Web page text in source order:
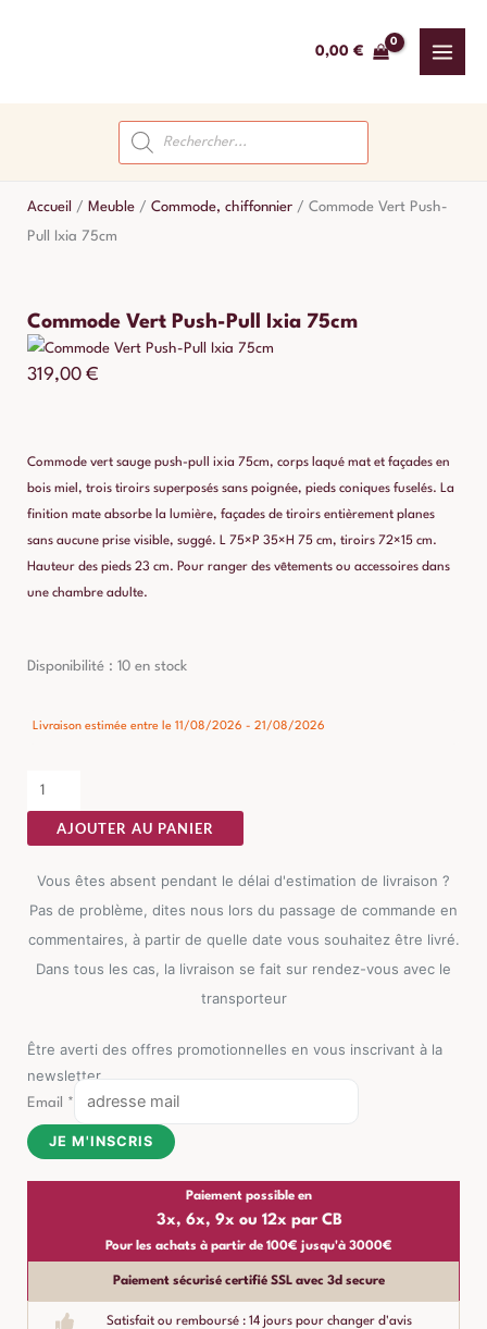
0,00 €
Recherche
de
produits
Accueil / Meuble / Commode, chiffonnier / Commode Vert Push-
Pull Ixia 75cm
Commode Vert Push-Pull Ixia 75cm
319,00 €
Commode vert sauge push-pull ixia 75cm, corps laqué mat et façades en
bois miel, trois tiroirs superposés sans poignée, pieds coniques fuselés. La
finition mate absorbe la lumière, façades de tiroirs entièrement planes
sans aucune prise visible, suggé. L 75×P 35×H 75 cm, tiroirs 72×15 cm.
Hauteur des pieds 23 cm. Pour ranger des vêtements ou accessoires dans
une chambre adulte.
Disponibilité : 10 en stock
Livraison estimée entre le 11/08/2026 - 21/08/2026
quantité
Commode
Push-
Pull
Ixia
AJOUTER AU PANIER
Vous êtes absent pendant le délai d'estimation de livraison ?
Pas de problème, dites nous lors du passage de commande en
commentaires, à partir de quelle date vous souhaitez être livré.
Dans tous les cas, la livraison se fait sur rendez-vous avec le
transporteur
Être averti des offres promotionnelles en vous inscrivant à la
newsletter
Email *
JE M'INSCRIS
Paiement possible en
3x, 6x, 9x ou 12x par CB
Pour les achats à partir de 100€ jusqu'à 3000€
Paiement sécurisé certifié SSL avec 3d secure
Satisfait ou remboursé : 14 jours pour changer d'avis